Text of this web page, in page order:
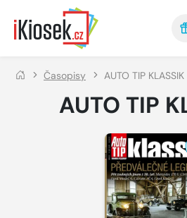
Přejít na hlavní obsah
Časopisy AUTO TIP KLASSIK
AUTO TIP